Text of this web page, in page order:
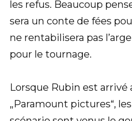
les refus. Beaucoup
sera un conte de fées
ne rentabilisera pas
pour le tournage.
Lorsque Rubin est arrivé
„Paramount pictures“,